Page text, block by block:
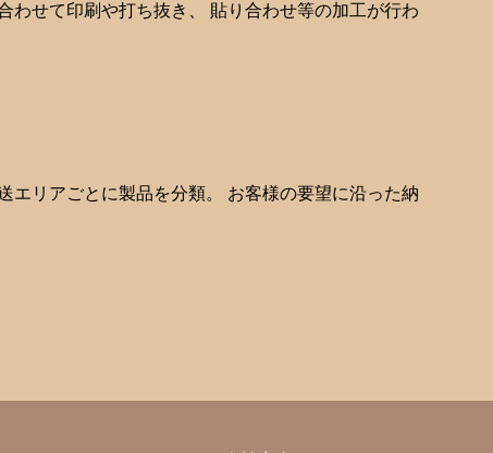
わせて印刷や打ち抜き、 貼り合わせ等の加工が行わ
エリアごとに製品を分類。 お客様の要望に沿った納